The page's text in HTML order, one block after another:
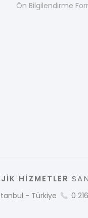
Ön Bilgilendirme
HİZMETLER
- Türkiye 0